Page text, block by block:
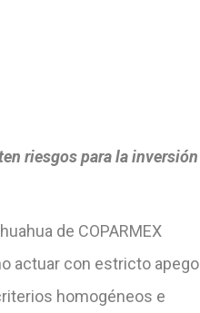
riesgos para la inversión
de COPARMEX
actuar con estricto apego
homogéneos e